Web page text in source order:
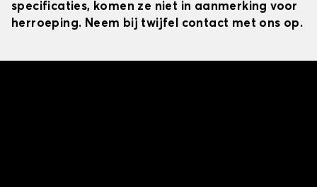
specificaties, komen ze niet in aanmerking voor
herroeping. Neem bij twijfel contact met ons op.